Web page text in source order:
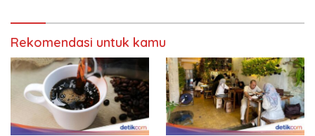
Rekomendasi untuk kamu